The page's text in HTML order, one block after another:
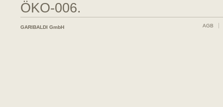
ÖKO-006.
GARIBALDI GmbH AGB